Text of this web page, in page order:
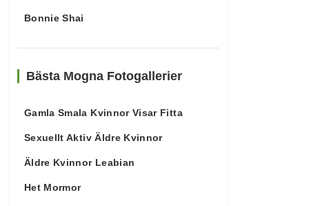
Bonnie Shai
Bästa Mogna Fotogallerier
Gamla Smala Kvinnor Visar Fitta
Sexuellt Aktiv Äldre Kvinnor
Äldre Kvinnor Leabian
Het Mormor